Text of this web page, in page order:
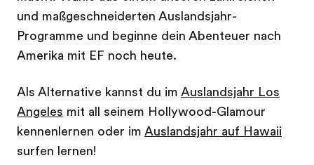
und maßgeschneiderten Auslandsjahr-
Programme und beginne dein Abenteuer nach
Amerika mit EF noch heute.
Als Alternative kannst du im Auslandsjahr Los
Angeles mit all seinem Hollywood-Glamour
kennenlernen oder im Auslandsjahr auf Hawaii
surfen lernen!